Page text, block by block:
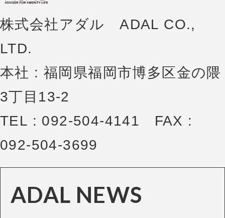
株式会社アダル ADAL CO.,
LTD.
本社 : 福岡県福岡市博多区金の隈
3丁目13-2
TEL : 092-504-4141 FAX :
092-504-3699
ADAL NEWS